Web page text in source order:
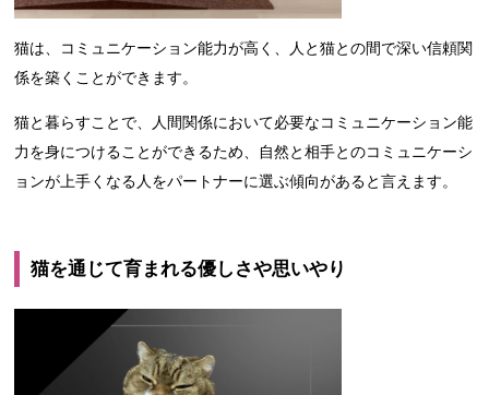
猫は、コミュニケーション能力が高く、人と猫との間で深い信頼関
係を築くことができます。
猫と暮らすことで、人間関係において必要なコミュニケーション能
力を身につけることができるため、自然と相手とのコミュニケーシ
ョンが上手くなる人をパートナーに選ぶ傾向があると言えます。
猫を通じて育まれる優しさや思いやり